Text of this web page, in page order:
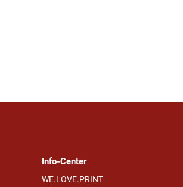
Info-Center
WE.LOVE.PRINT